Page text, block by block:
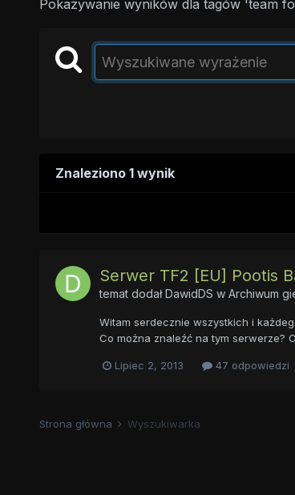
Pokazywanie wyników dla tagów 'team
Znaleziono 1 wynik
Serwer TF2 [EU] Pootis
temat dodałDawidDS w Archiwum
Witam serdecznie wszystkich i
Co można znaleźć na tym serwerze?
Lipiec 2, 2013 47 odpowiedzi
Strona główna Wyszukiwarka